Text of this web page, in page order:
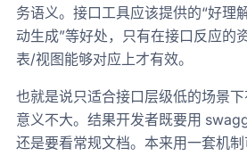
务语义。接口工具应该提供的“好理
动生成”等好处，只有在接口反应的
表/视图能够对应上才有效。
也就是说只适合接口层级低的场景
意义不大。结果开发者既要用
还是要看常规文档。本来用一套机